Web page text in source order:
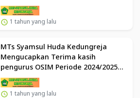
1 tahun yang lalu
MTs Syamsul Huda Kedungreja
Mengucapkan Terima kasih
pengurus OSIM Periode 2024/2025
Selamat dan sukses kepada
pengurus OSIM Periode 2025/2026
1 tahun yang lalu